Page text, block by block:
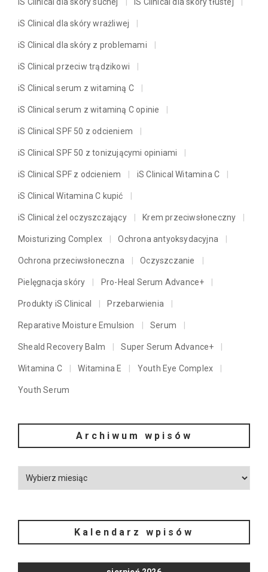
iS Clinical dla skóry suchej iS Clinical dla skóry tłustej
iS Clinical dla skóry wrażliwej
iS Clinical dla skóry z problemami
iS Clinical przeciw trądzikowi
iS Clinical serum z witaminą C
iS Clinical serum z witaminą C opinie
iS Clinical SPF 50 z odcieniem
iS Clinical SPF 50 z tonizującymi opiniami
iS Clinical SPF z odcieniem iS Clinical Witamina C
iS Clinical Witamina C kupić
iS Clinical żel oczyszczający Krem przeciwsłoneczny
Moisturizing Complex Ochrona antyoksydacyjna
Ochrona przeciwsłoneczna Oczyszczanie
Pielęgnacja skóry Pro-Heal Serum Advance+
Produkty iS Clinical Przebarwienia
Reparative Moisture Emulsion Serum
Sheald Recovery Balm Super Serum Advance+
Witamina C Witamina E Youth Eye Complex
Youth Serum
Archiwum wpisów
Kalendarz wpisów